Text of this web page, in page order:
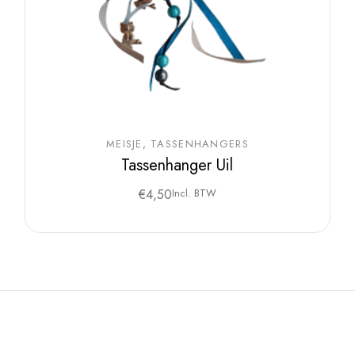
MEISJE TASSENHANGERS
Tassenhanger Uil
€4,50Incl. BTW